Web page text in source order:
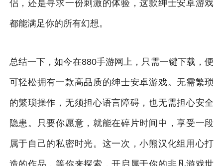
侣，还是寻求一份刺激的体验，这款绅士安卓游戏
都能满足你的所有幻想。
总结一下，如今在880手游网上，只需一键下载，便
可轻松拥有一款高品质的绅士安卓游戏。无需繁琐
的繁琐操作，无须担心语言障碍，也无需担心安全
隐患。只要你愿意，就能在碎片时间中，享受一段
属于自己的私密时光。这一次，小熊汉化组用心打
造的作品，等你来探索，开启属于你的非凡游戏世